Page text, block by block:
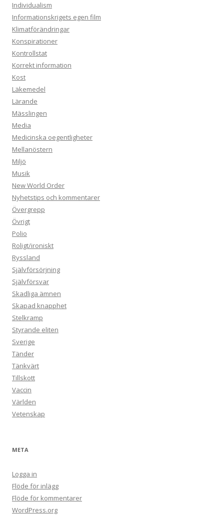
Individualism
Informationskrigets egen film
Klimatförändringar
Konspirationer
Kontrollstat
Korrekt information
Kost
Läkemedel
Lärande
Mässlingen
Media
Medicinska oegentligheter
Mellanöstern
Miljö
Musik
New World Order
Nyhetstips och kommentarer
Övergrepp
Övrigt
Polio
Roligt/ironiskt
Ryssland
Självförsörjning
Självförsvar
Skadliga ämnen
Skapad knapphet
Stelkramp
Styrande eliten
Sverige
Tänder
Tänkvärt
Tillskott
Vaccin
Världen
Vetenskap
META
Logga in
Flöde för inlägg
Flöde för kommentarer
WordPress.org